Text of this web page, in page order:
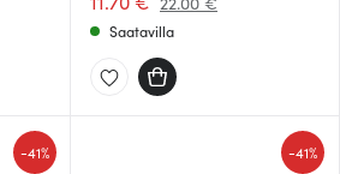
Saatavilla
-41% -41%